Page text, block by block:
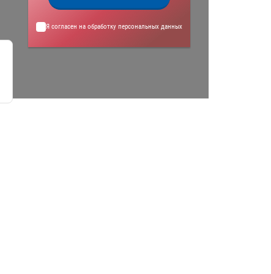
Я согласен на обработку персональных данных